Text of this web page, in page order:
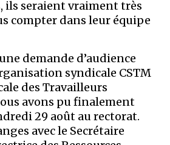
ils seraient vraiment très
compter dans leur équipe
demande d’audience
syndicale CSTM
des Travailleurs
avons pu finalement
29 août au rectorat.
avec le Secrétaire